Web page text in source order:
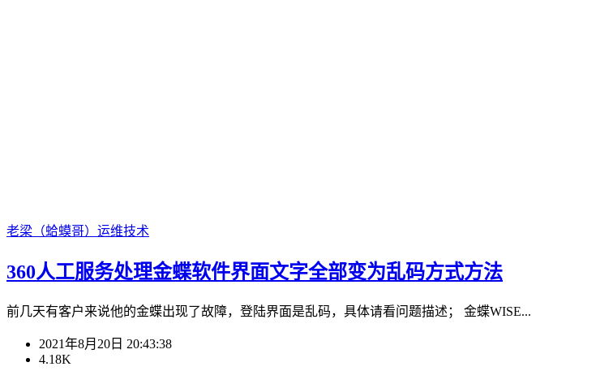
老梁（蛤蟆哥） 运维技术
360人工服务处理金蝶软件界面文字全部变为乱码方式方法
前几天有客户来说他的金蝶出现了故障，登陆界面是乱码，具体请看问题描述； 金蝶WISE...
2021年8月20日 20:43:38
4.18K